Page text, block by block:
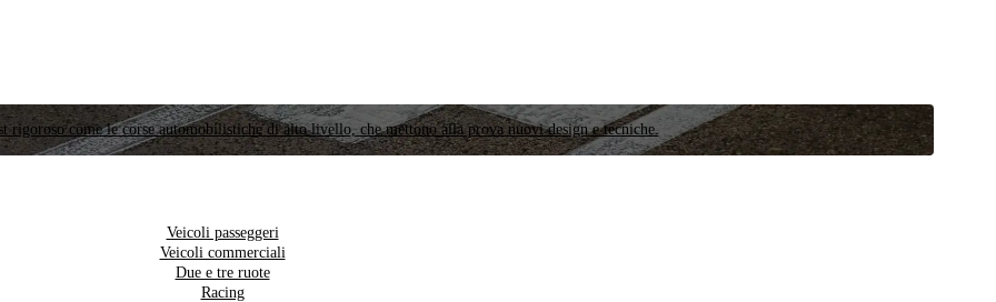
rigoroso come le corse automobilistiche di alto livello, che mettono alla prova nuovi design e tecniche.
Veicoli passeggeri
Veicoli commerciali
Due e tre ruote
Racing